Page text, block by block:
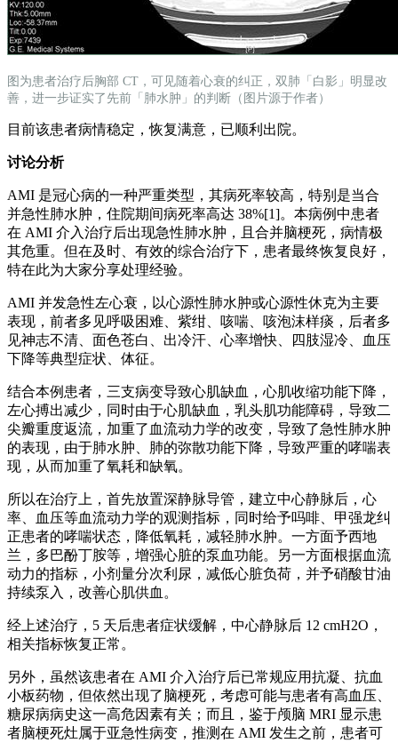
图为患者治疗后胸部 CT，可见随着心衰的纠正，双肺「白影」明显改
善，进一步证实了先前「肺水肿」的判断（图片源于作者）
目前该患者病情稳定，恢复满意，已顺利出院。
讨论分析
AMI 是冠心病的一种严重类型，其病死率较高，特别是当合
并急性肺水肿，住院期间病死率高达 38%[1]。本病例中患者
在 AMI 介入治疗后出现急性肺水肿，且合并脑梗死，病情极
其危重。但在及时、有效的综合治疗下，患者最终恢复良好，
特在此为大家分享处理经验。
AMI 并发急性左心衰，以心源性肺水肿或心源性休克为主要
表现，前者多见呼吸困难、紫绀、咳喘、咳泡沫样痰，后者多
见神志不清、面色苍白、出冷汗、心率增快、四肢湿冷、血压
下降等典型症状、体征。
结合本例患者，三支病变导致心肌缺血，心肌收缩功能下降，
左心搏出减少，同时由于心肌缺血，乳头肌功能障碍，导致二
尖瓣重度返流，加重了血流动力学的改变，导致了急性肺水肿
的表现，由于肺水肿、肺的弥散功能下降，导致严重的哮喘表
现，从而加重了氧耗和缺氧。
所以在治疗上，首先放置深静脉导管，建立中心静脉后，心
率、血压等血流动力学的观测指标，同时给予吗啡、甲强龙纠
正患者的哮喘状态，降低氧耗，减轻肺水肿。一方面予西地
兰，多巴酚丁胺等，增强心脏的泵血功能。另一方面根据血流
动力的指标，小剂量分次利尿，减低心脏负荷，并予硝酸甘油
持续泵入，改善心肌供血。
经上述治疗，5 天后患者症状缓解，中心静脉后 12 cmH2O，
相关指标恢复正常。
另外，虽然该患者在 AMI 介入治疗后已常规应用抗凝、抗血
小板药物，但依然出现了脑梗死，考虑可能与患者有高血压、
糖尿病病史这一高危因素有关；而且，鉴于颅脑 MRI 显示患
者脑梗死灶属于亚急性病变，推测在 AMI 发生之前，患者可